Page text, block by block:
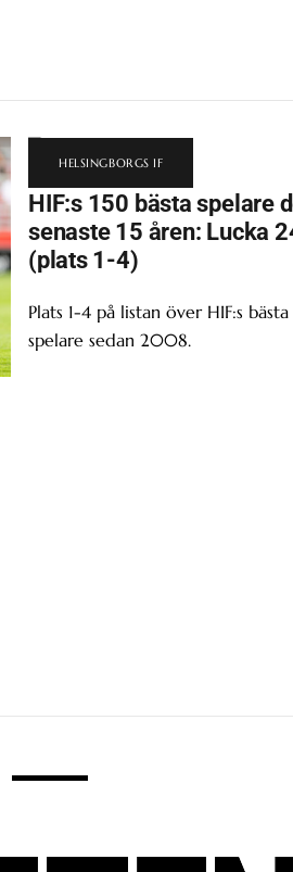
HELSINGBORGS IF
HIF:s 150 bästa spelare
senaste 15 åren: Lucka
(plats 1-4)
Plats 1-4 på listan över HIF:s bästa
spelare sedan 2008.